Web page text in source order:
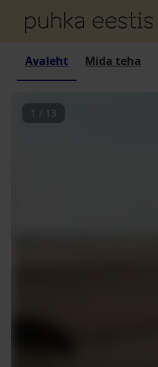
Avaleht Mida teha
1 / 13